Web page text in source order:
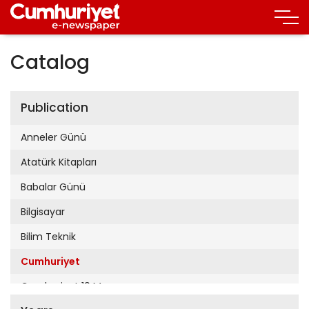
Catalog
Publication
Anneler Günü
Atatürk Kitapları
Babalar Günü
Bilgisayar
Bilim Teknik
Cumhuriyet
Cumhuriyet 19 Mayıs